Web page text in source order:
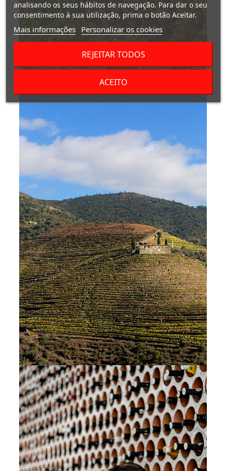
analisando os seus hábitos de navegação. Para dar o seu
consentimento à sua utilização, prima o botão Aceitar.
Mais informações Personalizar os cookies
REJEITAR TODOS
ACEITO